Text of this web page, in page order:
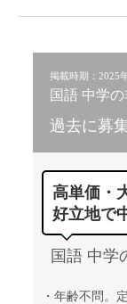
掲載時期：2025
国語 中学
過去に募
高単価・
好立地で
国語 中学
・年齢不問。